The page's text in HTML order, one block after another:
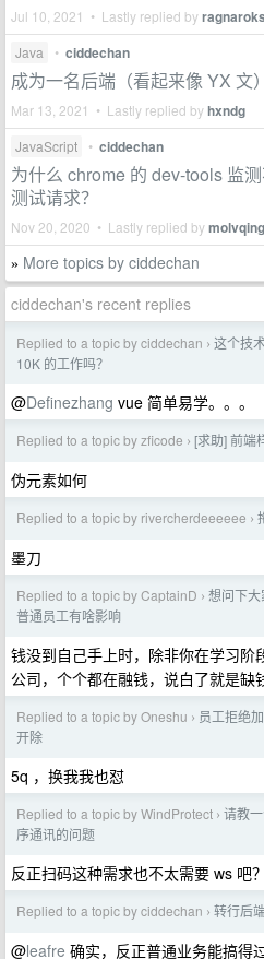
Jul 10, 2021 • Lastly replied byragnaroks
Java • ciddechan
成为一名后端（看起来像 YX 文）
Mar 13, 2021 • Lastly replied byhxndg
JavaScript • ciddechan
为什么 chrome 的 dev-tools 监
测试请求？
Nov 20, 2020 • Lastly replied by
» More topics by ciddechan
ciddechan's recent replies
Replied to a topic by ciddechan › 这个技
10K 的工作吗？
@Definezhang vue 简单易学。。。
Replied to a topic by zficode › [求助] 前端
伪元素如何
Replied to a topic by rivercherdeeeeee ›
墨刀
Replied to a topic by CaptainD › 想问下
普通员工有啥影响
钱没到自己手上时，除非你在学习阶
公司，个个都在融钱，说白了就是缺
Replied to a topic by Oneshu › 员工拒绝
开除
5q ，换我我也怼
Replied to a topic by WindProtect › 请教
序通讯的问题
反正扫码这种需求也不太需要 ws 吧
Replied to a topic by ciddechan › 转行后
@leafre 确实，反正普通业务能搞得